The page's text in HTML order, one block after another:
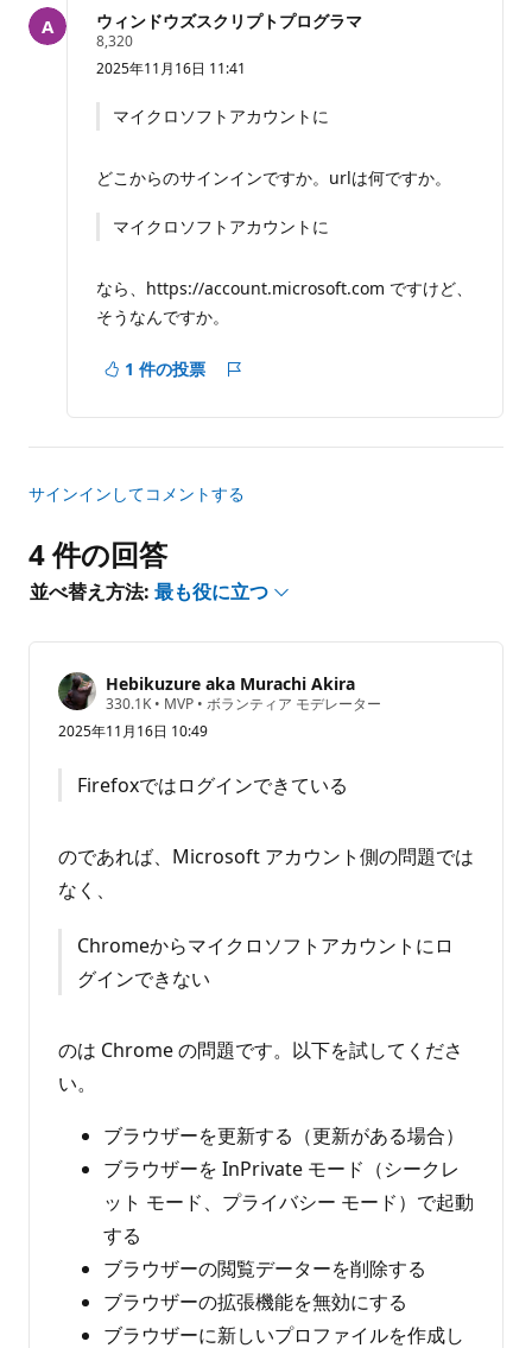
コ
メ
ン
を
示
ウィンドウズスクリプトプログラマ
8,320評
価
の
イ
ン
2025年11月16日 11:41
マイクロソフトアカウントに
どこからのサインインですか。urlは何ですか。
マイクロソフトアカウントに
なら、https://account.microsoft.com ですけど、
そうなんですか。
1 件の投票
ト
サインインしてコメントする
4 件の回答
並べ替え方法: 最も役に立つ
Hebikuzure aka Murachi Akira
330.1K 評
価
の
イ
ン
• MVP • ボランティア モデレーター
2025年11月16日 10:49
Firefoxではログインできている
のであれば、Microsoft アカウント側の問題では
なく、
Chromeからマイクロソフトアカウントにロ
グインできない
のは Chrome の問題です。以下を試してくださ
い。
ブラウザーを更新する（更新がある場合）
ブラウザーを InPrivate モード（シークレ
ット モード、プライバシー モード）で起動
する
ブラウザーの閲覧データーを削除する
ブラウザーの拡張機能を無効にする
ブラウザーに新しいプロファイルを作成し